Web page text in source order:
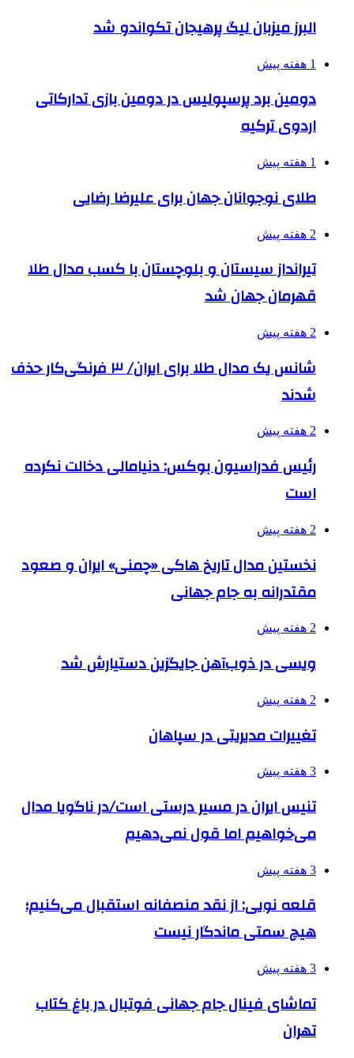
البرز میزبان لیگ پرهیجان تکواندو شد
1 هفته پیش
دومین برد پرسپولیس در دومین بازی تدارکاتی
اردوی ترکیه
1 هفته پیش
طلای نوجوانان جهان برای علیرضا رضایی
2 هفته پیش
تیرانداز سیستان و بلوچستان با کسب مدال طلا
قهرمان جهان شد
2 هفته پیش
شانس یک مدال طلا برای ایران/ ۳ فرنگی‌کار حذف
شدند
2 هفته پیش
رئیس فدراسیون بوکس: دنیامالی دخالت نکرده
است
2 هفته پیش
نخستین مدال تاریخ هاکی «چمنی» ایران و صعود
مقتدرانه به جام جهانی
2 هفته پیش
ویسی در ذوب‌آهن جایگزین دستیارش شد
2 هفته پیش
تغییرات مدیریتی در سپاهان
3 هفته پیش
تنیس ایران در مسیر درستی است/در ناگویا مدال
می‌خواهیم اما قول نمی‌دهیم
3 هفته پیش
قلعه نویی: از نقد منصفانه استقبال می‌کنیم؛
هیچ سمتی ماندگار نیست
3 هفته پیش
تماشای فینال جام جهانی فوتبال در باغ کتاب
تهران